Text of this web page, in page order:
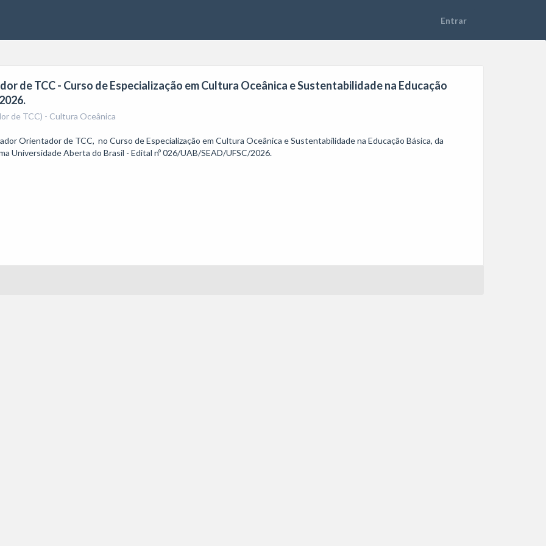
de TCC - Curso de Especialização em Cultura Oceânica e Sustentabilidade na Educação
de TCC) - Cultura Oceânica
Orientador de TCC,  no Curso de Especialização em Cultura Oceânica e Sustentabilidade na Educação Básica, da
Universidade Aberta do Brasil - Edital nº 026/UAB/SEAD/UFSC/2026.